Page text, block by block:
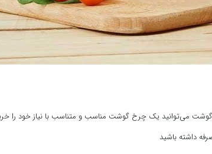
می‌توانید یک چرخ گوشت مناسب و متناسب با نیاز خود را